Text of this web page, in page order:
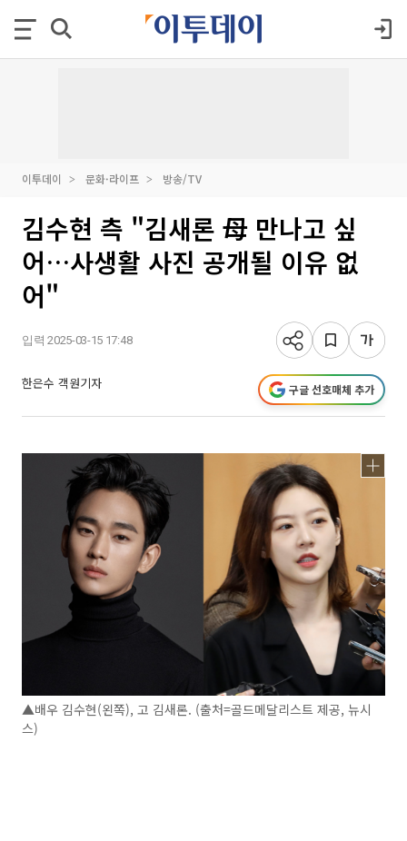
이투데이 문화·라이프 방송/TV
김수현 측 "김새론 母 만나고 싶
어…사생활 사진 공개될 이유 없
어"
입력 2025-03-15 17:48
한은수 객원기자 구글 선호매체 추가
▲배우 김수현(왼쪽), 고 김새론. (출처=골드메달리스트 제공, 뉴시
스)